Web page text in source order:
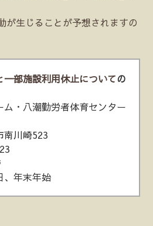
生じることが予想されますの
一部施設利用休止についての
・八潮勤労者体育センター
南川崎523
、年末年始